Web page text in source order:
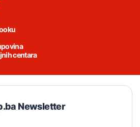
centara
Newsletter